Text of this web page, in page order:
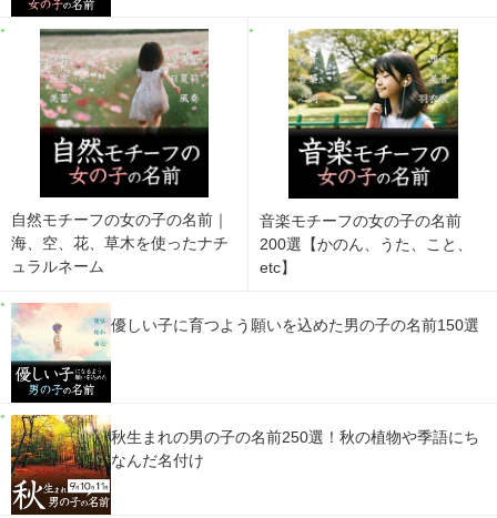
自然モチーフの女の子の名前｜
海、空、花、草木を使ったナチ
ュラルネーム
音楽モチーフの女の子の名前
200選【かのん、うた、こと、
etc】
優しい子に育つよう願いを込めた男の子の名前150選
秋生まれの男の子の名前250選！秋の植物や季語にち
なんだ名付け